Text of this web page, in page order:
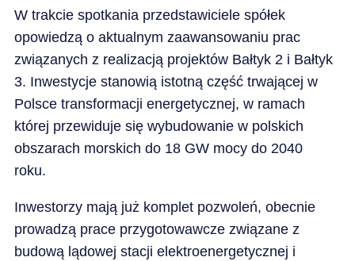
W trakcie spotkania przedstawiciele spółek
opowiedzą o aktualnym zaawansowaniu prac
związanych z realizacją projektów Bałtyk 2 i Bałtyk
3. Inwestycje stanowią istotną część trwającej w
Polsce transformacji energetycznej, w ramach
której przewiduje się wybudowanie w polskich
obszarach morskich do 18 GW mocy do 2040
roku.
Inwestorzy mają już komplet pozwoleń, obecnie
prowadzą prace przygotowawcze związane z
budową lądowej stacji elektroenergetycznej i